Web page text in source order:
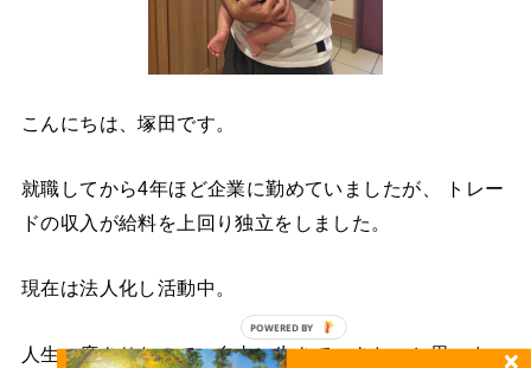
こんにちは、塚田です。
就職してから4年ほど企業に勤めていましたが、 トレー
ドの収入が給料を上回り独立をしました。
現在は法人化し活動中。
人生一度きりなので、自由に生きていきたいと思いま
POWERED BY